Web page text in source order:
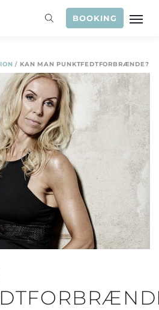
BOOKING
/ KAN MAN PUNKTFEDTFORBRÆNDE?